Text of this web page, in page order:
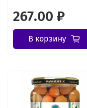
267.00 ₽
В корзину